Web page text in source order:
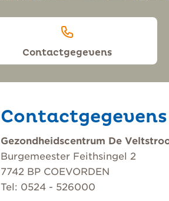
Contactgegevens
Contactgegevens
Gezondheidscentrum De
Burgemeester Feithsingel 2
7742 BP COEVORDEN
Tel: 0524 - 526000